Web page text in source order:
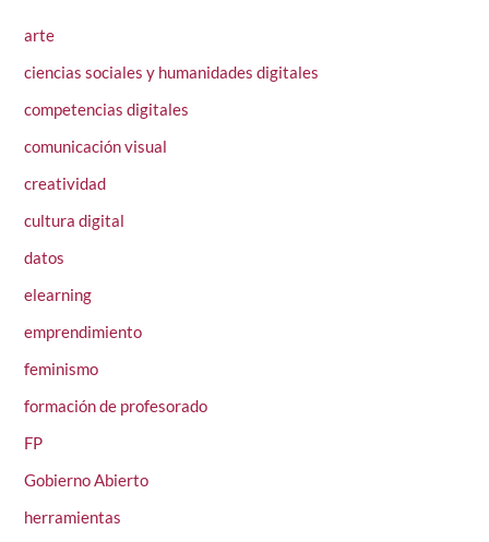
arte
ciencias sociales y humanidades digitales
competencias digitales
comunicación visual
creatividad
cultura digital
datos
elearning
emprendimiento
feminismo
formación de profesorado
FP
Gobierno Abierto
herramientas